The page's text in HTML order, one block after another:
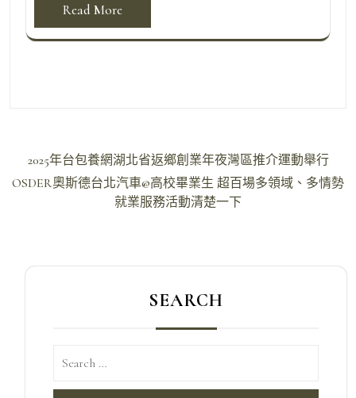
Read More
文
章
2025年台包養網湖北省返鄉創業年夜灣區推介運動舉行
OSDER奧斯德台北汽車@高校畢業生 超百場多領域、多情勢
就業服務活動清楚一下
SEARCH